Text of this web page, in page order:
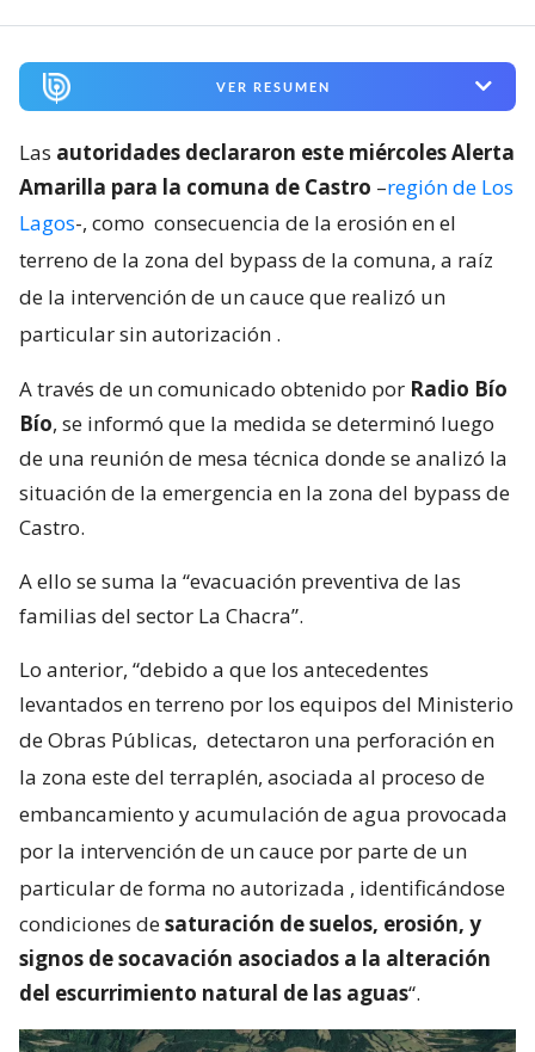
VER RESUMEN
Las autoridades declararon este miércoles Alerta
Amarilla para la comuna de Castro –región de Los
Lagos-, como consecuencia de la erosión en el
terreno de la zona del bypass de la comuna, a raíz
de la intervención de un cauce que realizó un
particular sin autorización .
A través de un comunicado obtenido por Radio Bío
Bío, se informó que la medida se determinó luego
de una reunión de mesa técnica donde se analizó la
situación de la emergencia en la zona del bypass de
Castro.
A ello se suma la “evacuación preventiva de las
familias del sector La Chacra”.
Lo anterior, “debido a que los antecedentes
levantados en terreno por los equipos del Ministerio
de Obras Públicas, detectaron una perforación en
la zona este del terraplén, asociada al proceso de
embancamiento y acumulación de agua provocada
por la intervención de un cauce por parte de un
particular de forma no autorizada , identificándose
condiciones desaturación de suelos, erosión, y
signos de socavación asociados a la alteración
del escurrimiento natural de las aguas“.